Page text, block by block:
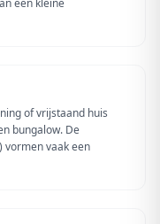
een kleine
of vrijstaand huis
bungalow. De
vormen vaak een